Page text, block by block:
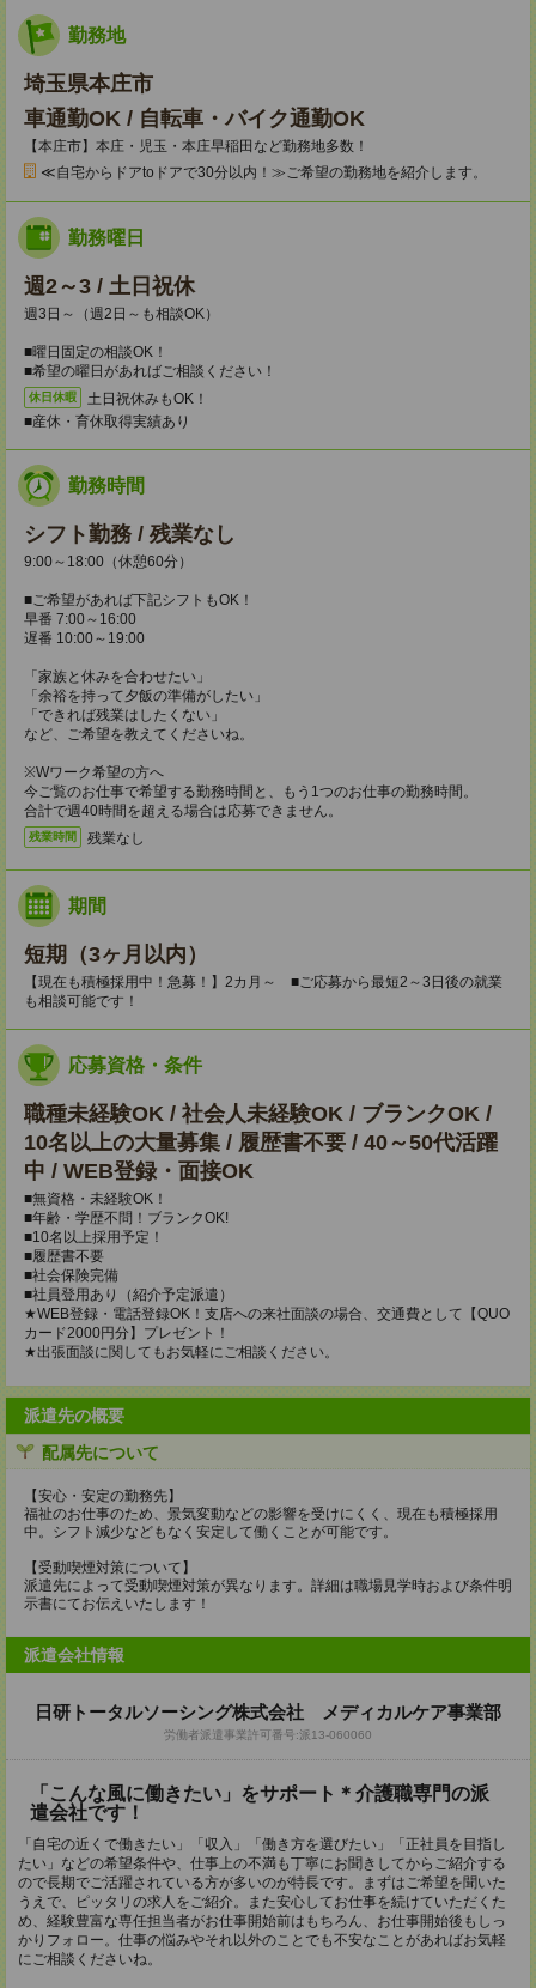
勤務地
埼玉県本庄市
車通勤OK / 自転車・バイク通勤OK
【本庄市】本庄・児玉・本庄早稲田など勤務地多数！
≪自宅からドアtoドアで30分以内！≫ご希望の勤務地を紹介します。
勤務曜日
週2～3 / 土日祝休
週3日～（週2日～も相談OK）
■曜日固定の相談OK！
■希望の曜日があればご相談ください！
休日休暇
土日祝休みもOK！
■産休・育休取得実績あり
勤務時間
シフト勤務 / 残業なし
9:00～18:00（休憩60分）
■ご希望があれば下記シフトもOK！
早番 7:00～16:00
遅番 10:00～19:00
「家族と休みを合わせたい」
「余裕を持って夕飯の準備がしたい」
「できれば残業はしたくない」
など、ご希望を教えてくださいね。
※Wワーク希望の方へ
今ご覧のお仕事で希望する勤務時間と、もう1つのお仕事の勤務時間。
合計で週40時間を超える場合は応募できません。
残業時間 残業なし
期間
短期（3ヶ月以内）
【現在も積極採用中！急募！】2カ月～ ■ご応募から最短2～3日後の就業
も相談可能です！
応募資格・条件
職種未経験OK / 社会人未経験OK / ブランクOK /
10名以上の大量募集 / 履歴書不要 / 40～50代活躍
中 / WEB登録・面接OK
■無資格・未経験OK！
■年齢・学歴不問！ブランクOK!
■10名以上採用予定！
■履歴書不要
■社会保険完備
■社員登用あり（紹介予定派遣）
★WEB登録・電話登録OK！支店への来社面談の場合、交通費として【QUO
カード2000円分】プレゼント！
★出張面談に関してもお気軽にご相談ください。
派遣先の概要
配属先について
【安心・安定の勤務先】
福祉のお仕事のため、景気変動などの影響を受けにくく、現在も積極採用
中。シフト減少などもなく安定して働くことが可能です。
【受動喫煙対策について】
派遣先によって受動喫煙対策が異なります。詳細は職場見学時および条件明
示書にてお伝えいたします！
派遣会社情報
日研トータルソーシング株式会社 メディカルケア事業部
労働者派遣事業許可番号:派13-060060
「こんな風に働きたい」をサポート＊介護職専門の派
遣会社です！
「自宅の近くで働きたい」「収入」「働き方を選びたい」「正社員を目指し
たい」などの希望条件や、仕事上の不満も丁寧にお聞きしてからご紹介する
ので長期でご活躍されている方が多いのが特長です。まずはご希望を聞いた
うえで、ピッタリの求人をご紹介。また安心してお仕事を続けていただくた
め、経験豊富な専任担当者がお仕事開始前はもちろん、お仕事開始後もしっ
かりフォロー。仕事の悩みやそれ以外のことでも不安なことがあればお気軽
にご相談くださいね。